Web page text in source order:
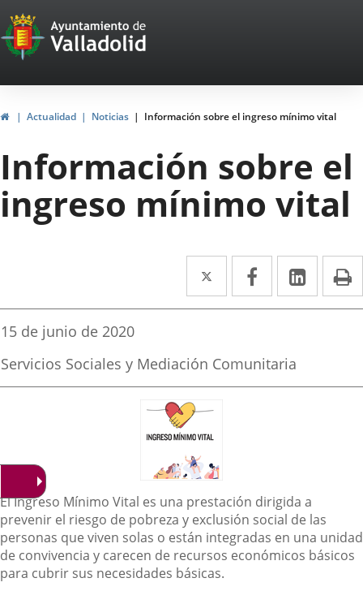
Portal
Web
del
Ayuntamiento
de
Valladolid
InicioActualidad Noticias Información sobre el ingreso mínimo vital
Información sobre el
ingreso mínimo vital
Twitter
Enlace
a
aplicación
externa.
Facebook
Enlace
a
aplicación
externa.
Enlace
a
Fecha
la
noticia
15 de junio de 2020
Fuente
la
Servicios Sociales y Mediación Comunitaria
Descripción
El Ingreso Mínimo Vital es una prestación dirigida a
prevenir el riesgo de pobreza y exclusión social de las
personas que viven solas o están integradas en una unidad
de convivencia y carecen de recursos económicos básicos
para cubrir sus necesidades básicas.